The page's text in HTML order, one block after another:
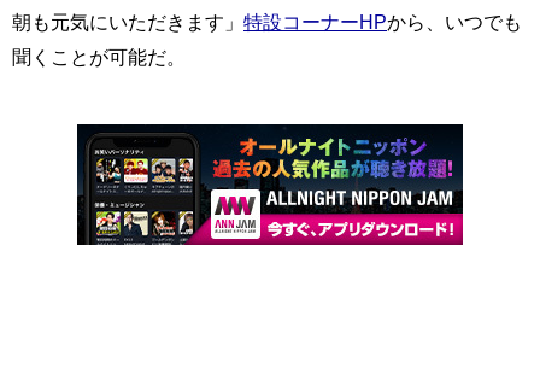
朝も元気にいただきます」 特設コーナーHPから、いつでも
聞くことが可能だ。